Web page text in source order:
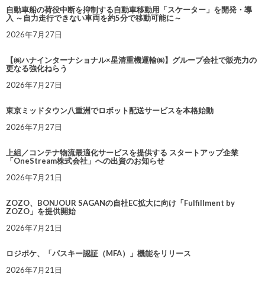
自動車船の荷役中断を抑制する自動車移動用「スケーター」を開発・導
入 ～自力走行できない車両を約5分で移動可能に～
2026年7月27日
【㈱ハナインターナショナル×星清重機運輸㈱】グループ会社で販売力の
更なる強化ねらう
2026年7月27日
東京ミッドタウン八重洲でロボット配送サービスを本格始動
2026年7月27日
上組／コンテナ物流最適化サービスを提供する スタートアップ企業
「OneStream株式会社」への出資のお知らせ
2026年7月21日
ZOZO、BONJOUR SAGANの自社EC拡大に向け「Fulfillment by
ZOZO」を提供開始
2026年7月21日
ロジポケ、「パスキー認証（MFA）」機能をリリース
2026年7月21日